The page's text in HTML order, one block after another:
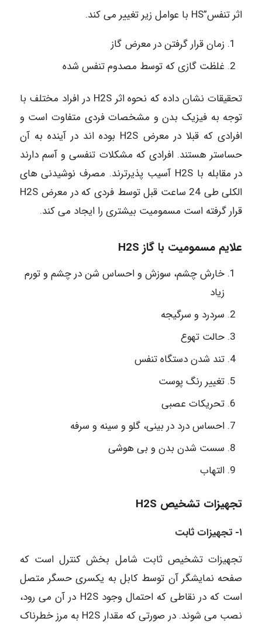
اثر تنفس”HS با عوامل زیر تغییر می کند.
زمان قرار گرفتن در معرض گاز
غلظت گازی که توسط مصدوم تنفس شده
تحقیقات نشان داده که نحوه اثر H2S در افراد مختلف با
توجه به فیزیک بدن و مشخصات فردی متفاوت است و
افرادی که قبلا در معرض H2S بوده اند در آینده به آن
حساستر هستند. افرادی که مشکلات تنفسی و آسم دارند
در مقابله با H2S آسیب پذیرترند. مصرف نوشیدنی های
الکلی طی 24 ساعت قبل توسط فردی که در معرض H2S
قرار گرفته است مسمومیت بیشتری را ایجاد می کند.
علایم مسمومیت با گاز H2S
خارش چشم، سوزش و احساس شن در چشم و تورم
زیاد
سردرد و سرگیجه
حالت تهوع
تند شدن دستگاه تنفس
تغییر رنگ پوست
تحریکات عصبی
احساس درد در بینی، گلو و سینه و سرفه
سست شدن بدن و بی هوشی
التهاب
تجهیزات تشخیص H2S
١- تجهیزات ثابت
تجهیزات تشخیص ثابت شامل بخش کنترل است که
صفحه نمایشگر آن توسط کابل به یکسری حسگر متصل
است که در نقاطی که احتمال وجود H2S در آن می رود،
نصب می شوند. در صورتی که مقدار H2S به مرز خطرناک